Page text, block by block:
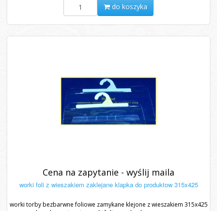
do koszyka
Cena na zapytanie - wyślij maila
worki foli z wieszakiem zaklejane klapka do produktow 315x425
worki torby bezbarwne foliowe zamykane klejone z wieszakiem 315x425